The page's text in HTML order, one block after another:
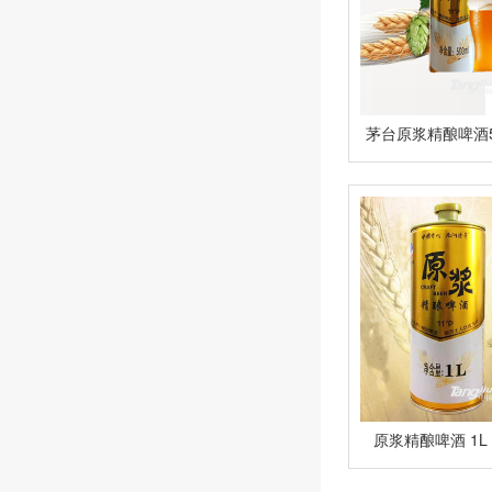
茅台原浆精酿啤
原浆精酿啤酒